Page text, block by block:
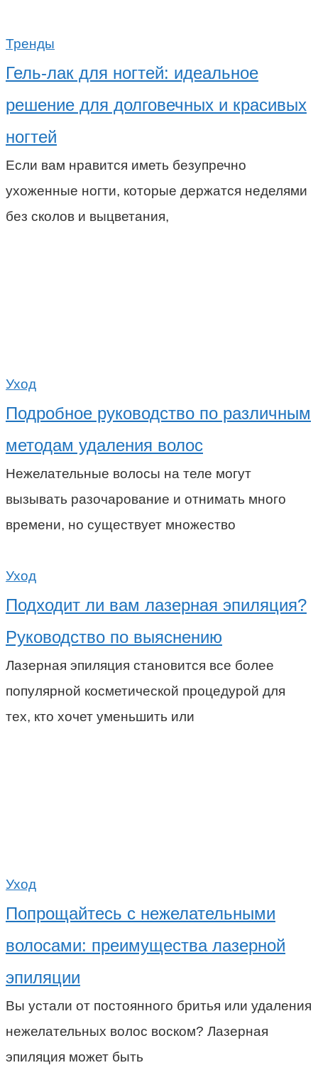
Тренды
Гель-лак для ногтей: идеальное
решение для долговечных и красивых
ногтей
Если вам нравится иметь безупречно
ухоженные ногти, которые держатся неделями
без сколов и выцветания,
Уход
Подробное руководство по различным
методам удаления волос
Нежелательные волосы на теле могут
вызывать разочарование и отнимать много
времени, но существует множество
Уход
Подходит ли вам лазерная эпиляция?
Руководство по выяснению
Лазерная эпиляция становится все более
популярной косметической процедурой для
тех, кто хочет уменьшить или
Уход
Попрощайтесь с нежелательными
волосами: преимущества лазерной
эпиляции
Вы устали от постоянного бритья или удаления
нежелательных волос воском? Лазерная
эпиляция может быть